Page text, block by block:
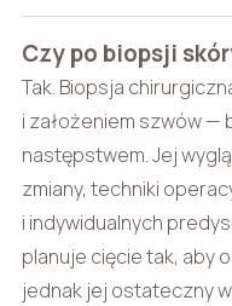
Czy po biopsji
Tak. Biopsja
i założeniem szwów —
następstwem. Jej
zmiany, techniki
i indywidualnych
planuje cięcie tak, aby
jednak jej ostateczny